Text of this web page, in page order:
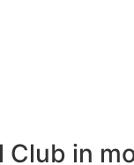
Club in